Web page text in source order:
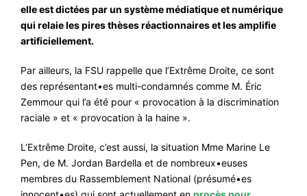
elle est dictées par un système médiatique et numérique
qui relaie les pires thèses réactionnaires et les amplifie
artificiellement.
Par ailleurs, la FSU rappelle que l’Extrême Droite, ce sont
des représentant•es multi-condamnés comme M. Éric
Zemmour qui l’a été pour « provocation à la discrimination
raciale » et « provocation à la haine ».
L’Extrême Droite, c’est aussi, la situation Mme Marine Le
Pen, de M. Jordan Bardella et de nombreux•euses
membres du Rassemblement National (présumé•es